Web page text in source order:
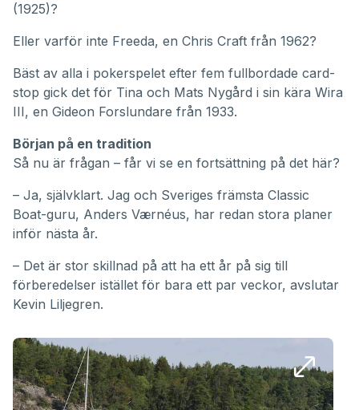
(1925)?
Eller varför inte Freeda, en Chris Craft från 1962?
Bäst av alla i pokerspelet efter fem fullbordade card-
stop gick det för Tina och Mats Nygård i sin kära Wira
III, en Gideon Forslundare från 1933.
Början på en tradition
Så nu är frågan – får vi se en fortsättning på det här?
– Ja, självklart. Jag och Sveriges främsta Classic
Boat-guru, Anders Værnéus, har redan stora planer
inför nästa år.
– Det är stor skillnad på att ha ett år på sig till
förberedelser istället för bara ett par veckor, avslutar
Kevin Liljegren.